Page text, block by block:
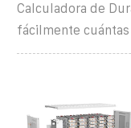
Calculadora de
fácilmente